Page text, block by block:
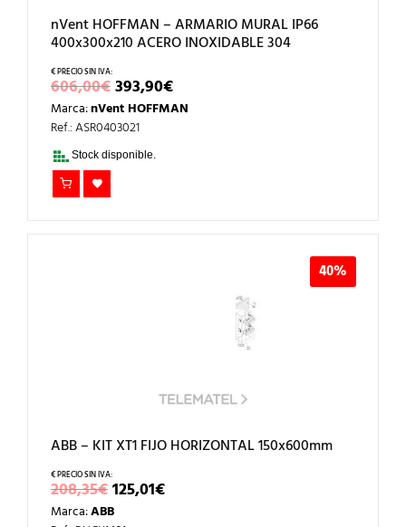
nVent HOFFMAN – ARMARIO MURAL IP66
400x300x210 ACERO INOXIDABLE 304
606,00€EL
PRECIO
ORIGINAL
ERA:606,00€.
393,90€EL
PRECIO
ACTUAL
Marca:nVent HOFFMAN
Ref.: ASR0403021
Stock disponible.
40%
ABB – KIT XT1 FIJO HORIZONTAL 150x600mm
208,35€EL
PRECIO
ORIGINAL
125,01€EL
PRECIO
Marca:ABB